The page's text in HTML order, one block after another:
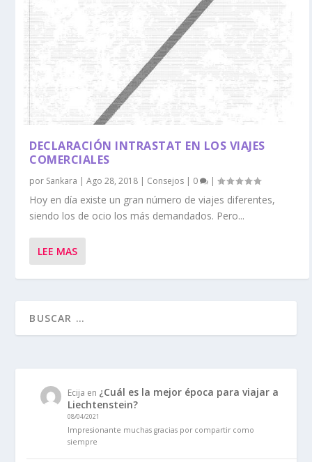
DECLARACIÓN INTRASTAT EN LOS VIAJES
COMERCIALES
por Sankara |Ago 28, 2018 | Consejos | 0 |
Hoy en día existe un gran número de viajes diferentes,
siendo los de ocio los más demandados. Pero...
LEE MAS
Ecija en ¿Cuál es la mejor época para viajar a
Liechtenstein?
08/04/2021
Impresionante muchas gracias por compartir como
siempre